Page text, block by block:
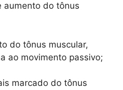
aumento do tônus
do tônus muscular,
ao movimento passivo;
marcado do tônus